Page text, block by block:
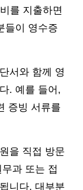
를 지출하면
들이 영수증
서와 함께 영
. 예를 들어,
증빙 서류를
을 직접 방문
과 또는 접
니다. 대부분